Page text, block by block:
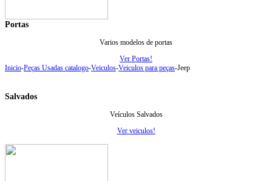
Portas
Varios modelos de portas
Ver Portas!
Inicio-Peças Usadas catalogo-Veiculos-Veiculos para peças-Jeep
Salvados
Veículos Salvados
Ver veiculos!